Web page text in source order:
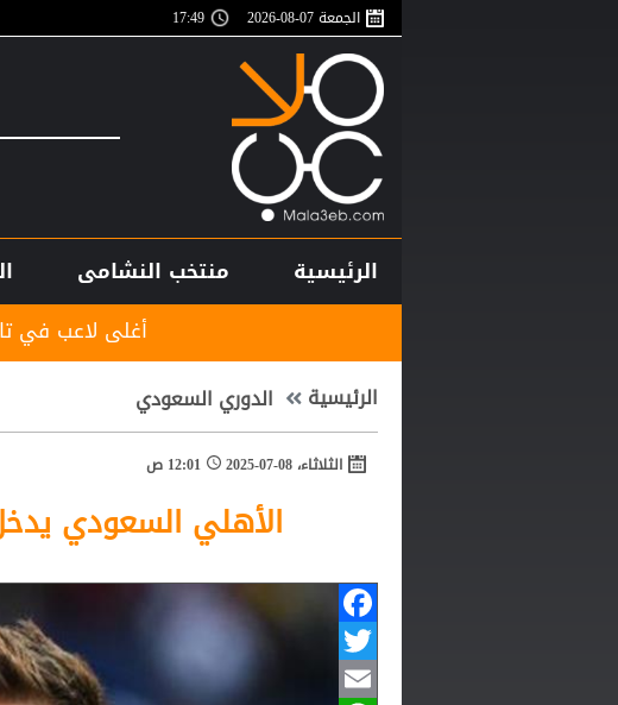
الجمعة 07-08-2026 17:50
الرئيسية منتخب النشامى
أغلى لاعب في تاريخ إفريقيا..
الرئيسية الدوري السعودي
الثلاثاء، 08-07-2025 12:01 ص
الأهلي السعودي
Facebook
Twitter
Email